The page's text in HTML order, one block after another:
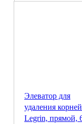
Элеватор для
удаления
Legrin, прямой,